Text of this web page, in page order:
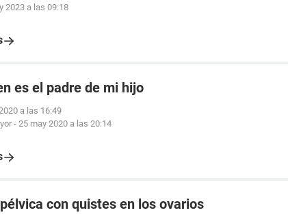
2023 a las 09:18
es el padre de mi hijo
a las 16:49
- 25 may 2020 a las 20:14
con quistes en los ovarios